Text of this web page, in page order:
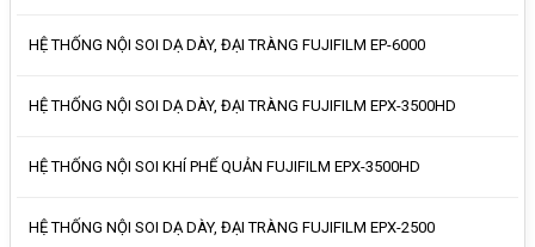
HỆ THỐNG NỘI SOI DẠ DÀY, ĐẠI TRÀNG FUJIFILM EP-6000
HỆ THỐNG NỘI SOI DẠ DÀY, ĐẠI TRÀNG FUJIFILM EPX-3500HD
HỆ THỐNG NỘI SOI KHÍ PHẾ QUẢN FUJIFILM EPX-3500HD
HỆ THỐNG NỘI SOI DẠ DÀY, ĐẠI TRÀNG FUJIFILM EPX-2500